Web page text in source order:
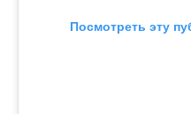
Посмотреть эту